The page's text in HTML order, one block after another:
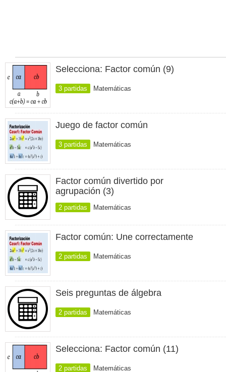
Selecciona: Factor común (9)
3 partidas Matemáticas
Juego de factor común
3 partidas Matemáticas
Factor común divertido por
agrupación (3)
2 partidas Matemáticas
Factor común: Une correctamente
2 partidas Matemáticas
Seis preguntas de álgebra
2 partidas Matemáticas
Selecciona: Factor común (11)
2 partidas Matemáticas